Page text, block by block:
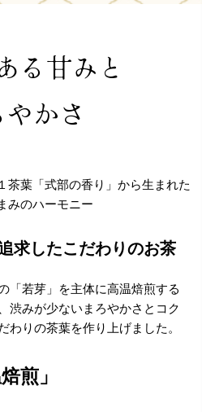
る甘みと
やかさ
茶葉「式部の香り」から生まれた
みのハーモニー
求したこだわりのお茶
「若芽」を主体に高温焙煎する
渋みが少ないまろやかさとコク
わりの茶葉を作り上げました。
煎」